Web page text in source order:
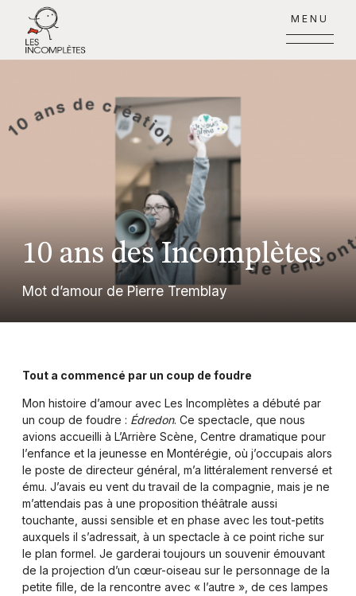
MENU
10 ans des Incomplètes
Mot d’amour de Pierre Tremblay
Tout a commencé par un coup de foudre
Mon histoire d’amour avec Les Incomplètes a débuté par
un coup de foudre : Édredon. Ce spectacle, que nous
avions accueilli à L’Arrière Scène, Centre dramatique pour
l’enfance et la jeunesse en Montérégie, où j’occupais alors
le poste de directeur général, m’a littéralement renversé et
ému. J’avais eu vent du travail de la compagnie, mais je ne
m’attendais pas à une proposition théâtrale aussi
touchante, aussi sensible et en phase avec les tout-petits
auxquels il s’adressait, à un spectacle à ce point riche sur
le plan formel. Je garderai toujours un souvenir émouvant
de la projection d’un cœur-oiseau sur le personnage de la
petite fille, de la rencontre avec « l’autre », de ces lampes